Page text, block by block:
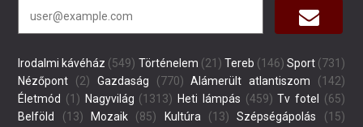
Irodalmi kávéház (549) Történelem (21) Tereb (146) Sport(731)
Nézőpont (2) Gazdaság (770) Alámerült atlantiszom (142)
Életmód (1) Nagyvilág (1313) Heti lámpás (459) Tv fotel
(65)
Belföld
(13) Mozaik (85) Kultúra(13) Szépségápolás (15)